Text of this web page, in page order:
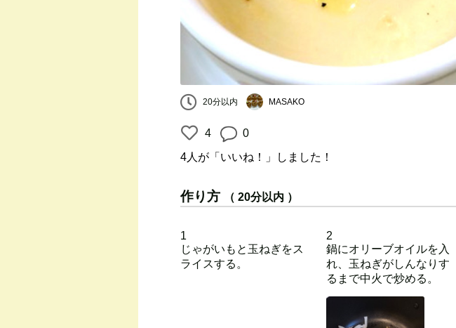
20分以内 MASAKO
4 0
4人 が「いいね！」しました！
作り方 （ 20分以内 ）
1
じゃがいもと玉ねぎをス
ライスする。
2
鍋にオリーブオイルを入
れ、玉ねぎがしんなりす
るまで中火で炒める。